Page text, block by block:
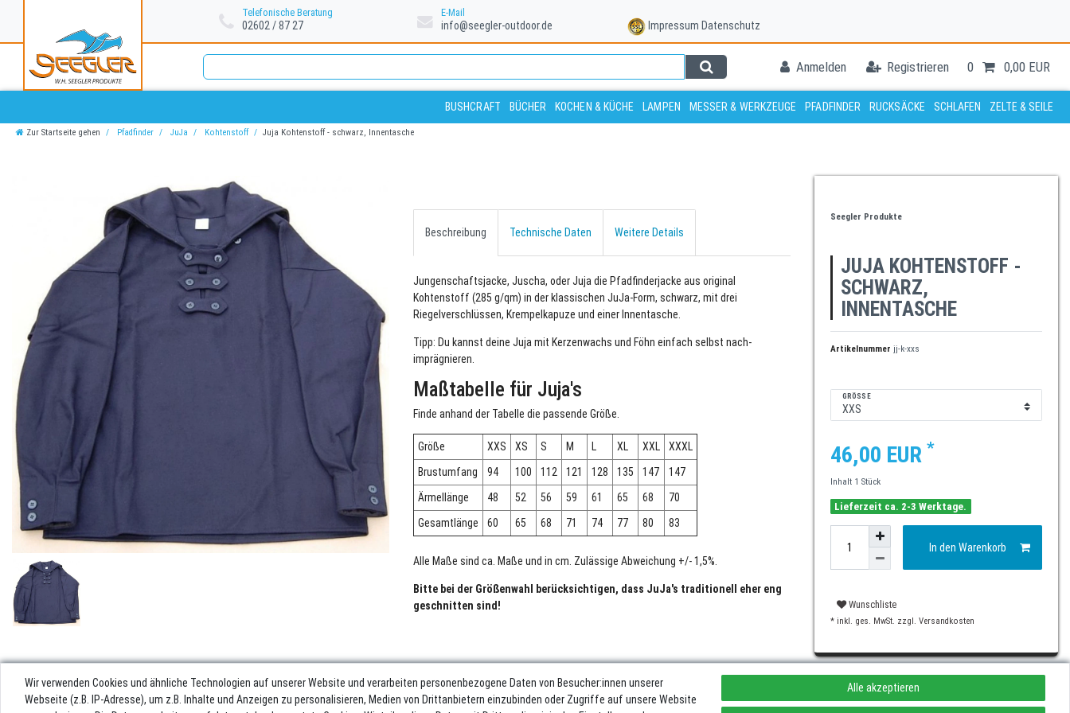
Telefonische Beratung
02602 / 87 27
E-Mail
info@seegler-outdoor.de Impressum Datenschutz
Anmelden Registrieren 0 0,00 EUR
BUSHCRAFT BÜCHER KOCHEN & KÜCHE LAMPEN MESSER & WERKZEUGE PFADFINDER RUCKSÄCKE SCHLAFEN ZELTE & SEILE
Zur Startseite gehen Pfadfinder JuJa Kohtenstoff Juja Kohtenstoff - schwarz, Innentasche
Beschreibung Technische Daten Weitere Details
Jungenschaftsjacke, Juscha, oder Juja die Pfadfinderjacke aus original
Kohtenstoff (285 g/qm) in der klassischen JuJa-Form, schwarz, mit drei
Riegelverschlüssen, Krempelkapuze und einer Innentasche.
Tipp: Du kannst deine Juja mit Kerzenwachs und Föhn einfach selbst nach-
imprägnieren.
Maßtabelle für Juja's
Finde anhand der Tabelle die passende Größe.
Größe XXS XS S M L XL XXL
XXXL
Brustumfang
94 100 112 121 128 135 147
147
Ärmellänge
48 52 56 59 61 65 68
70
Gesamtlänge
60 65 68 71 74 77 80 83
Alle Maße sind ca. Maße und in cm. Zulässige Abweichung +/- 1,5%.
Bitte bei der Größenwahl berücksichtigen, dass JuJa's traditionell eher eng
geschnitten sind!
Seegler Produkte
JUJA KOHTENSTOFF -
SCHWARZ,
INNENTASCHE
Artikelnummer jj-k-xxs
GRÖSSE
46,00 EUR *
Inhalt 1 Stück
Lieferzeit ca. 2-3 Werktage.
In den Warenkorb
Wunschliste
* inkl. ges. MwSt. zzgl. Versandkosten
Wir verwenden Cookies und ähnliche Technologien auf unserer Website und verarbeiten personenbezogene Daten von Besucher:innen unserer
Webseite (z.B. IP-Adresse), um z.B. Inhalte und Anzeigen zu personalisieren, Medien von Drittanbietern einzubinden oder Zugriffe auf unsere Website
Alle akzeptieren